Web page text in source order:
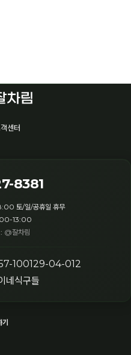
센터
8381
토/일/공휴일 휴무
13:00
@잘차림
100129-04-012
네식구들
기